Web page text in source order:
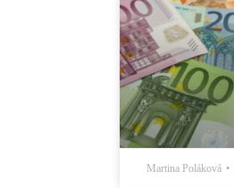
Martina Poláková